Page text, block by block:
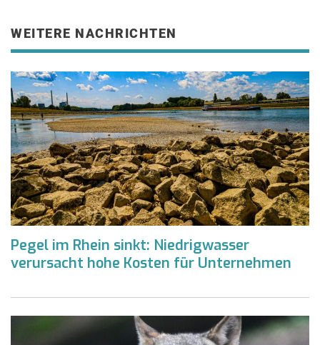
WEITERE NACHRICHTEN
Pegel im Rhein sinkt: Niedrigwasser
verursacht hohe Kosten für Unternehmen